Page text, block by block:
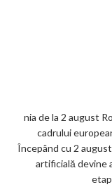
nia de la 2 august
cadrului
Începând cu 2
artificială devine